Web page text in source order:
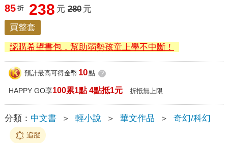
85 折 238 元 280 元
買整套
認購希望書包，幫助弱勢孩童上學不中斷！
預計最高可得金幣 10點 ?
HAPPY GO享100累1點 4點抵1元 折抵無上限
分類： 中文書 ＞ 輕小說 ＞ 華文作品 ＞ 奇幻/科幻
追蹤